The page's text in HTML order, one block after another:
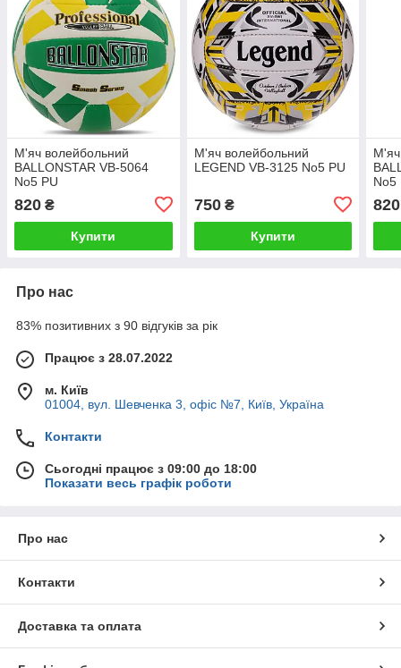
М'яч волейбольний
BALLONSTAR VB-5064
No5 PU
820 ₴
Купити
М'яч волейбольний
LEGEND VB-3125 No5 PU
750₴
Купити
М'яч
No5
820
Про нас
83% позитивних з 90 відгуків за рік
Працює з 28.07.2022
м. Київ
01004, вул. Шевченка 3, офіс №7, Київ, Україна
Контакти
Сьогодні працює з 09:00 до 18:00
Показати весь графік роботи
Про нас
Контакти
Доставка та оплата